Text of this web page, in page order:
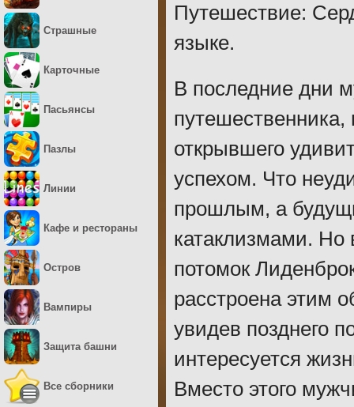
Путешествие:
языке.
В последние дни
путешественника,
открывшего
успехом. Что
прошлым, а
катаклизмами. Но
потомок
расстроена этим
увидев позднего
интересуется
Вместо этого
Страшные
Карточные
Пасьянсы
Пазлы
Линии
Кафе и рестораны
Остров
Вампиры
Защита башни
Все сборники